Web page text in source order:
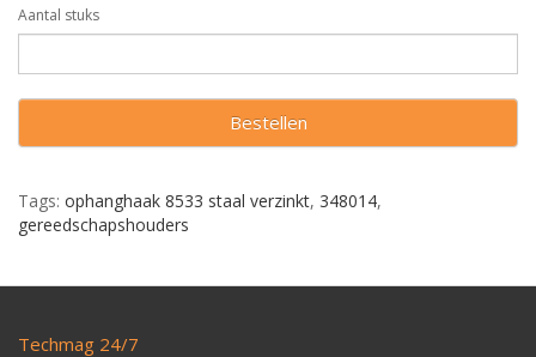
Aantal stuks
Bestellen
Tags: ophanghaak 8533 staal verzinkt, 348014,
gereedschapshouders
Techmag 24/7